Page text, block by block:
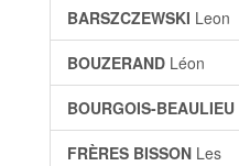
BARSZCZEWSKI Leon
BOUZERAND Léon
BOURGOIS-BEAULIEU
FRÈRES BISSON Les